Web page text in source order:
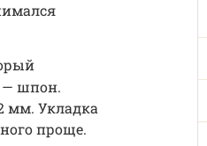
— шпон.
мм. Укладка
проще.